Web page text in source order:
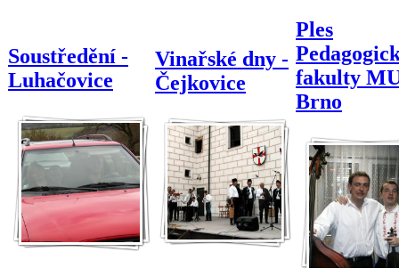
Soustředění -
Luhačovice
Vinařské dny -
Čejkovice
Ples
fakulty
Brno